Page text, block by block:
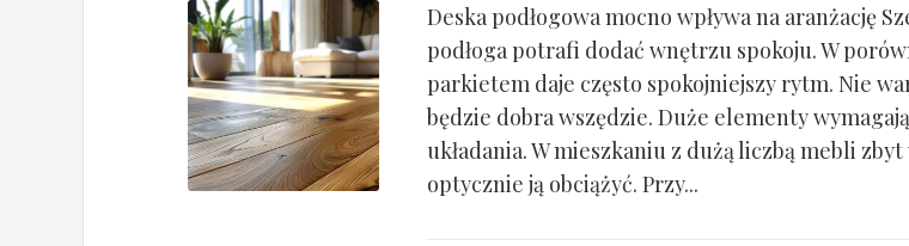
Deska podłogowa mocno wpływa na aranżację
podłoga potrafi dodać wnętrzu spokoju. W
parkietem daje często spokojniejszy rytm. Nie
będzie dobra wszędzie. Duże elementy
układania. W mieszkaniu z dużą liczbą mebli
optycznie ją obciążyć. Przy...